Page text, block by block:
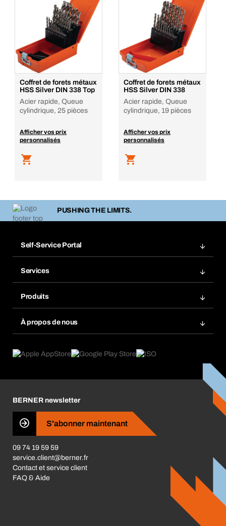
Coffret de forets métaux
HSS Silver DIN 338 Top
Acier rapide, Queue
cylindrique, 25 pièces
Afficher vos prix
personnalisés
Coffret de forets métaux
HSS Silver DIN 338
Acier rapide, Queue
cylindrique, 19 pièces
Afficher vos prix
personnalisés
PUSHING THE LIMITS.
Self-Service Portal
Favoris
Commande automatique
Retour & Réclamation
Services
Gestion des risques chimiques
eProcurement
Guides de choix
Produits
Catégories produits
À propos de nous
Ce qui nous motive
Les magasins BERNER
Presse
Business Conduct
BERNER newsletter
S'abonner maintenant
09 74 19 59 59
service.client@berner.fr
Contact et service client
FAQ & Aide